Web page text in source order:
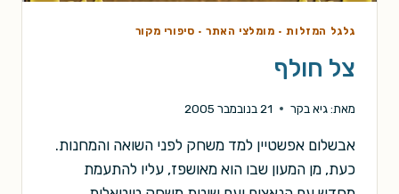
גלגל המזלות· מומלצי האתר· סיפורי מקור
צל חולף
מאת:גיא בקר 21 בנובמבר 2005
אבשלום אפשטיין למד משחק לפני השואה והמחנות.
כעת, מן המעון שבו הוא מאושפז, עליו להתעמת